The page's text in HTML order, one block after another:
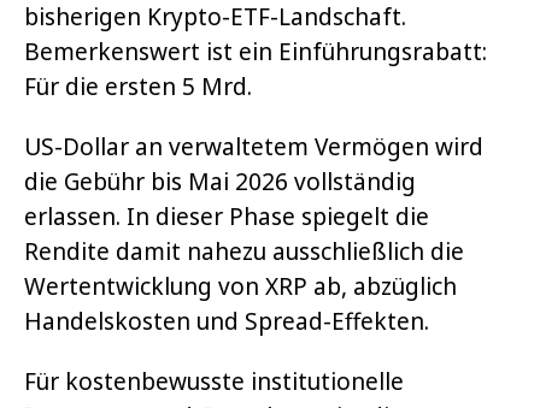
bisherigen Krypto-ETF-Landschaft.
Bemerkenswert ist ein Einführungsrabatt:
Für die ersten 5 Mrd.
US-Dollar an verwaltetem Vermögen wird
die Gebühr bis Mai 2026 vollständig
erlassen. In dieser Phase spiegelt die
Rendite damit nahezu ausschließlich die
Wertentwicklung von XRP ab, abzüglich
Handelskosten und Spread-Effekten.
Für kostenbewusste institutionelle